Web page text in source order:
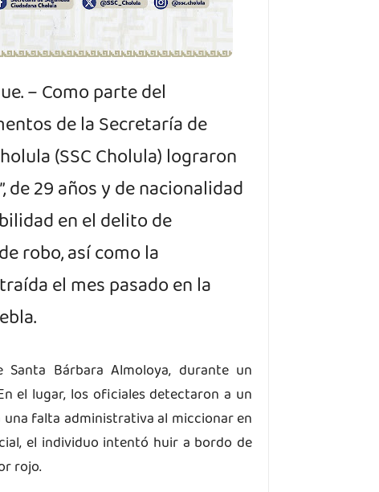
– Como parte del
de la Secretaría de
(SSC Cholula) lograron
de 29 años y de nacionalidad
en el delito de
robo, así como la
el mes pasado en la
Bárbara Almoloya, durante un
el lugar, los oficiales detectaron a un
falta administrativa al miccionar en
el individuo intentó huir a bordo de
rojo.